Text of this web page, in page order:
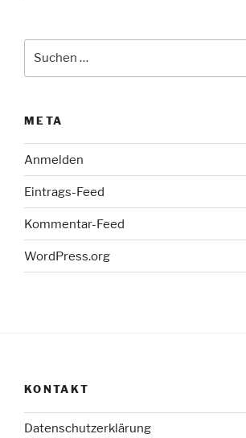
META
Anmelden
Eintrags-Feed
Kommentar-Feed
WordPress.org
KONTAKT
Datenschutzerklärung